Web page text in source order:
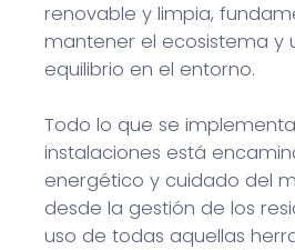
renovable y limpia,
mantener el ecosistema y
equilibrio en el entorno.
Todo lo que se
instalaciones está
energético y cuidado del
desde la gestión de los
uso de todas aquellas